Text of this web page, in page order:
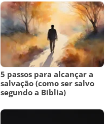
5 passos para alcançar a
salvação (como ser salvo
segundo a Bíblia)